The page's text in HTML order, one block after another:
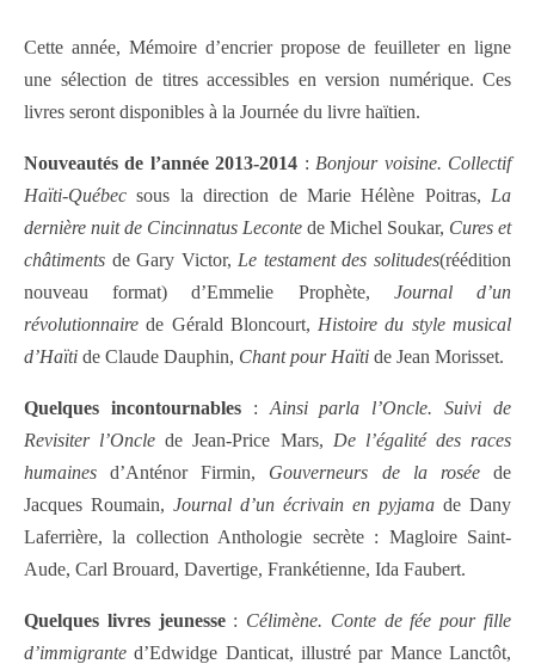
Cette année, Mémoire d’encrier propose de feuilleter en ligne
une sélection de titres accessibles en version numérique. Ces
livres seront disponibles à la Journée du livre haïtien.
Nouveautés de l’année 2013-2014 : Bonjour voisine. Collectif
Haïti-Québec sous la direction de Marie Hélène Poitras, La
dernière nuit de Cincinnatus Leconte de Michel Soukar, Cures et
châtiments de Gary Victor, Le testament des solitudes(réédition
nouveau format) d’Emmelie Prophète, Journal d’un
révolutionnaire de Gérald Bloncourt, Histoire du style musical
d’Haïti de Claude Dauphin, Chant pour Haïti de Jean Morisset.
Quelques incontournables: Ainsi parla l’Oncle. Suivi de
Revisiter l’Oncle de Jean-Price Mars, De l’égalité des races
humaines d’Anténor Firmin, Gouverneurs de la roséede
Jacques Roumain, Journal d’un écrivain en pyjama de Dany
Laferrière, la collection Anthologie secrète : Magloire Saint-
Aude, Carl Brouard, Davertige, Frankétienne, Ida Faubert.
Quelques livres jeunesse: Célimène. Conte de fée pour fille
d’immigrante d’Edwidge Danticat, illustré par Mance Lanctôt,